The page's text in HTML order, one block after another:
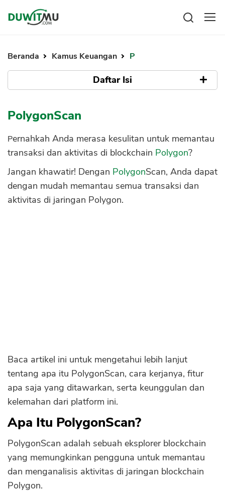
Investasi
Pengeluaran
Asuransi
Mengelola keuangan
Kartu Kredit
KPR
KTA
Pinjaman Online
Hutang
Pinjaman
Kartu Kredit
KTA
KPR
Kredit Usaha
Pinjaman Online
Asuransi Kesehatan
Asuransi Syariah
Beranda Kamus Keuangan P
Daftar Isi
Apa Fungsi PolygonScan?
1. Menjelajahi Blockchain Polygon
3. Mengeksplorasi Smart Contract
4. Menyediakan Network Statistic
5. Analisa On-Chain Data Blockchain
Analisis Kontrak Pintar
Keunggulan PolygonScan
Informasi yang Akurat
Mempermudah Audit Kontrak Cerdas
Meningkatkan Transparansi
Kekurangan PolygonScan
Tampilan yang Kompleks
Terlalu Bergantung pada Ethereum
Masalah Skalabilitas
PolygonScan
Pernahkah Anda merasa kesulitan untuk memantau
transaksi dan aktivitas di blockchain Polygon?
Jangan khawatir! Dengan PolygonScan, Anda dapat
dengan mudah memantau semua transaksi dan
aktivitas di jaringan Polygon.
Baca artikel ini untuk mengetahui lebih lanjut
tentang apa itu PolygonScan, cara kerjanya, fitur
apa saja yang ditawarkan, serta keunggulan dan
kelemahan dari platform ini.
Apa Itu PolygonScan?
PolygonScan adalah sebuah eksplorer blockchain
yang memungkinkan pengguna untuk memantau
dan menganalisis aktivitas di jaringan blockchain
Polygon.